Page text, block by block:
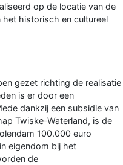
op de locatie van de
historisch en cultureel
gezet richting de realisatie
is er door een
dankzij een subsidie van
Twiske-Waterland, is de
100.000 euro
eigendom bij het
de